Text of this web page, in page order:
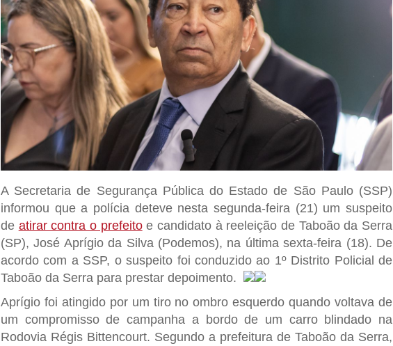
A Secretaria de Segurança Pública do Estado de São Paulo (SSP)
informou que a polícia deteve nesta segunda-feira (21) um suspeito
de atirar contra o prefeitoe candidato à reeleição de Taboão da Serra
(SP), José Aprígio da Silva (Podemos), na última sexta-feira (18). De
acordo com a SSP, o suspeito foi conduzido ao 1º Distrito Policial de
Taboão da Serra para prestar depoimento.
Aprígio foi atingido por um tiro no ombro esquerdo quando voltava de
um compromisso de campanha a bordo de um carro blindado na
Rodovia Régis Bittencourt. Segundo a prefeitura de Taboão da Serra,